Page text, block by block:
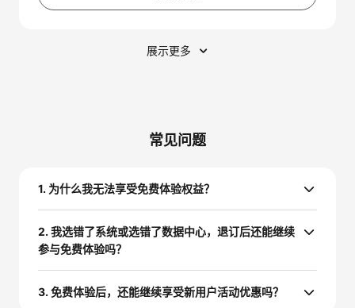
展示更多
常见问题
1. 为什么我无法享受免费体验权益？
2. 我选错了系统或选错了数据中心，退订后还能继续
参与免费体验吗？
3. 免费体验后，还能继续享受新用户活动优惠吗？